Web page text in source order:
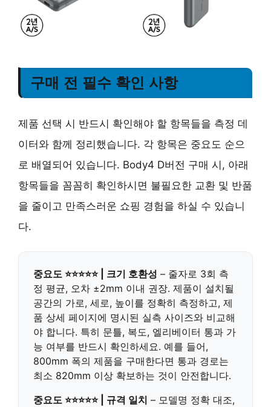
구매 전 필수 확인 사항
제품 선택 시 반드시 확인해야 할 항목들을 측정 데
이터와 함께 정리했습니다. 각 항목은 중요도 순으
로 배열되어 있습니다. Body4 D버전 구매 시, 아래
항목들을 꼼꼼히 확인하시면 불필요한 교환 및 반품
을 줄이고 만족스러운 쇼핑 경험을 하실 수 있습니
다.
중요도 ⭐⭐⭐⭐⭐ | 크기 호환성 – 줄자로 3회 측
정 평균, 오차 ±2mm 이내 권장. 제품이 설치될
공간의 가로, 세로, 높이를 정확히 측정하고, 제
품 상세 페이지에 명시된 실측 사이즈와 비교해
야 합니다. 특히 문틀, 복도, 엘리베이터 통과 가
능 여부를 반드시 확인하세요. 예를 들어,
800mm 폭의 제품을 구매한다면 통과 경로는
최소 820mm 이상 확보하는 것이 안전합니다.
중요도 ⭐⭐⭐⭐⭐ | 규격 일치 – 모델명 정확 대조,